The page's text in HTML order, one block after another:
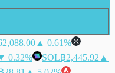
▲ 0.61%
0.32% SOL฿2,445.92 ▲